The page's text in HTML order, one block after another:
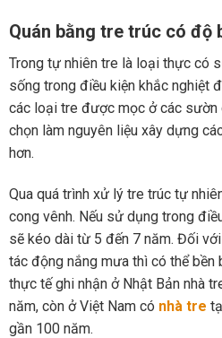
Quán bằng tre trúc có độ
Trong tự nhiên tre là loại thực có
sống trong điều kiện khắc nghiệt
các loại tre được mọc ở các
chọn làm nguyên liệu xây dựng
hơn.
Qua quá trình xử lý tre trúc tự
cong vênh. Nếu sử dụng trong
sẽ kéo dài từ 5 đến 7 năm. Đối
tác động nắng mưa thì có thể bền
thực tế ghi nhận ở Nhật Bản nhà
năm, còn ở Việt Nam có nhà tre
gần 100 năm.